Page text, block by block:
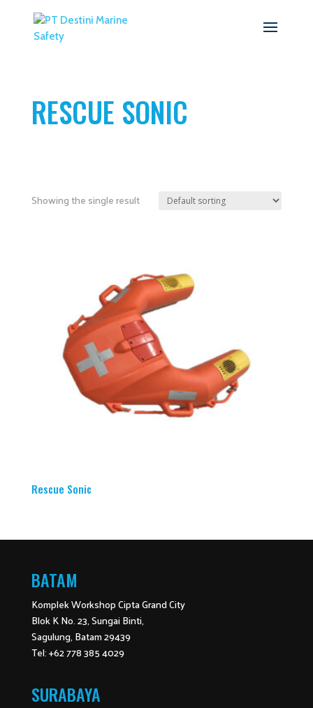
RESCUE SONIC
Showing the single result
Rescue Sonic
BATAM
Komplek Workshop Cipta Grand City
Blok K No. 23, Sungai Binti,
Sagulung, Batam 29439
Tel: +62 778 385 4029
SURABAYA